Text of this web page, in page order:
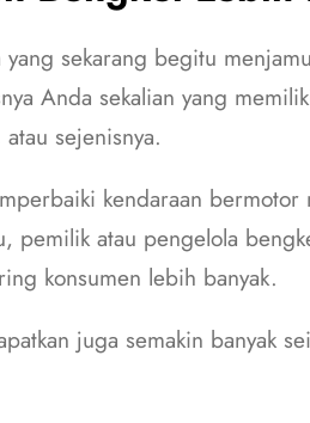
sekarang begitu
Anda sekalian yang
sejenisnya.
kendaraan
pemilik atau pengelola
konsumen lebih banyak.
juga semakin banyak